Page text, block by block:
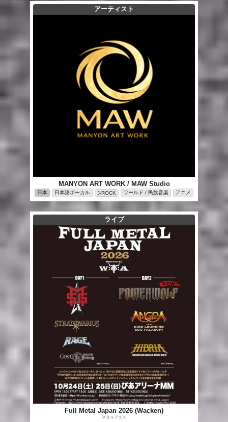
アーティスト
MANYON ART WORK / MAW Studio
日本 日本語ボーカル J-ROCK ワールド / 民族音楽 アニメ
ライブ
Full Metal Japan 2026 (Wacken)
メタルフェス